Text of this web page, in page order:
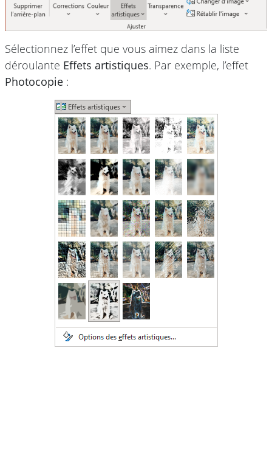
Sélectionnez l’effet que vous aimez dans la liste
déroulante Effets artistiques. Par exemple, l’effet
Photocopie :